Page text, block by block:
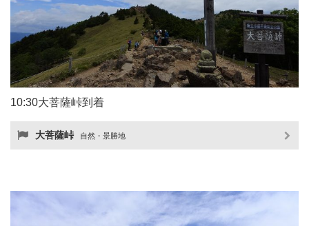
10:30大菩薩峠到着
大菩薩峠 自然・景勝地